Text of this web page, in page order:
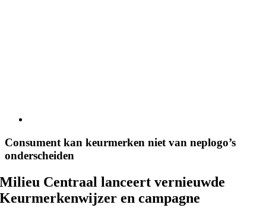
Consument kan keurmerken niet van neplogo’s
onderscheiden
Milieu Centraal lanceert vernieuwde
Keurmerkenwijzer en campagne